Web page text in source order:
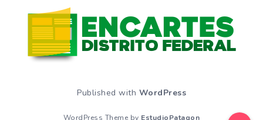
Published with WordPress
WordPress Theme by EstudioPatagon